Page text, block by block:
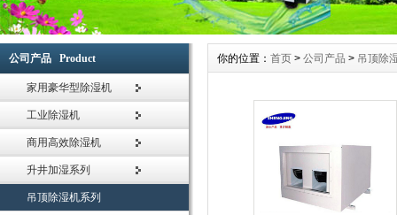
湿机、管道除湿机30余台，长年运行稳定，效果良好，得到客户一致好评！
下,使空气中的气态水凝结成水珠分离,再通过冷冻压缩机冷凝热升温后排出,达到除湿
用本产品可有效保持空气干燥,从而降低了空气的相对湿度,抑制霉菌的生长,维持湿度
物品因受潮、腐蚀、变质而造成的损失.
升井工业除湿机,具有智能湿度恒定控制系统,用户可根据生产的需要,将所需要的湿度
气除湿机微电脑控制系统内,自动控制空气除湿机、抽湿机的停开机,通过自动控制实
除湿效果,降低空气除湿机运行成本。
升井除湿器适用范围:本产品为整体柜式空气除湿器,在空气调节过程中,适用于电子、
器、生物工程、医药食品、化妆品、锂电池、印刷、地下工程及国防工程等所有需要
处理的场所。
我们对各种外购原材料进行严格检验，以确保它们满足升井除湿机、加湿器高品质的
避免它们存在可能出现的弱点，而更多的时间是花在对产品运行状况的多方面调查上
格的质量控制，致使升井除湿机、加湿器产品各个方面均能满足行业标准。
严谨的质量管理方案证明我们的除湿机、加湿器的性能是优质的，因此，各地的工程
及我们的一些主要客户）自然认可我们的模式。
苏州升井空气除湿机、空气加湿器将不断关注用户的发展，了解用户的真正需求，并
究、开发最新、最尖端的技术，并坚持采用最先进、最顶级的材质，生产出最卓越、
品。我们将长期秉承“专业缔造品质，服务塑造形象”的企业理念，为用户提供更好除
湿机、加湿器、加湿机产品及优质的湿度解决方案，直至成为业界的楷模。没有任何
公司产品 Product
家用豪华型除湿机
工业除湿机
商用高效除湿机
升井加湿系列
吊顶除湿机系列
你的位置： 首页 > 公司产品 > 吊顶除